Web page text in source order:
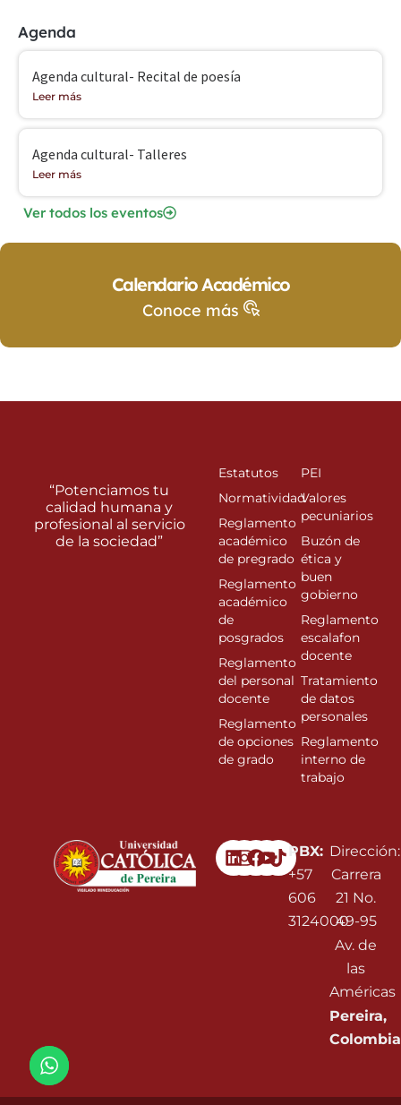
Agenda
Agenda cultural- Recital de poesía
Leer más
Agenda cultural- Talleres
Leer más
Ver todos los eventos
Calendario Académico
Conoce más
Linkedin
Instagram
Facebook
Youtube
PBX:
+57
606
3124000
Dirección:
Carrera
21 No.
49-95
Av. de
las
Américas
Pereira,
Colombia
“Potenciamos tu
calidad humana y
profesional al servicio
de la sociedad”
Estatutos
Normatividad
Reglamento
académico
de pregrado
Reglamento
académico
de
posgrados
Reglamento
del personal
docente
Reglamento
de opciones
de grado
PEI
Valores
pecuniarios
Buzón de
ética y
buen
gobierno
Reglamento
escalafon
docente
Tratamiento
de datos
personales
Reglamento
interno de
trabajo